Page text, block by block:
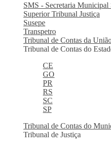
SMS - Secretaria Municipal
Superior Tribunal Justiça
Susepe
Transpetro
Tribunal de Contas da
Tribunal de Contas do
CE
GO
PR
RS
SC
SP
Tribunal de Contas do
Tribunal de Justiça